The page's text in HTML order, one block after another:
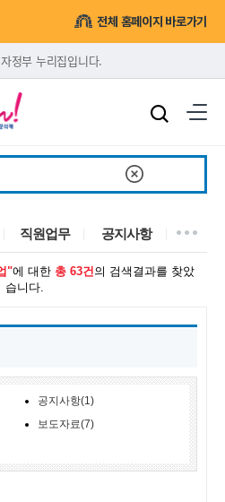
전체 홈페이지 바로가기
정부 누리집입니다.